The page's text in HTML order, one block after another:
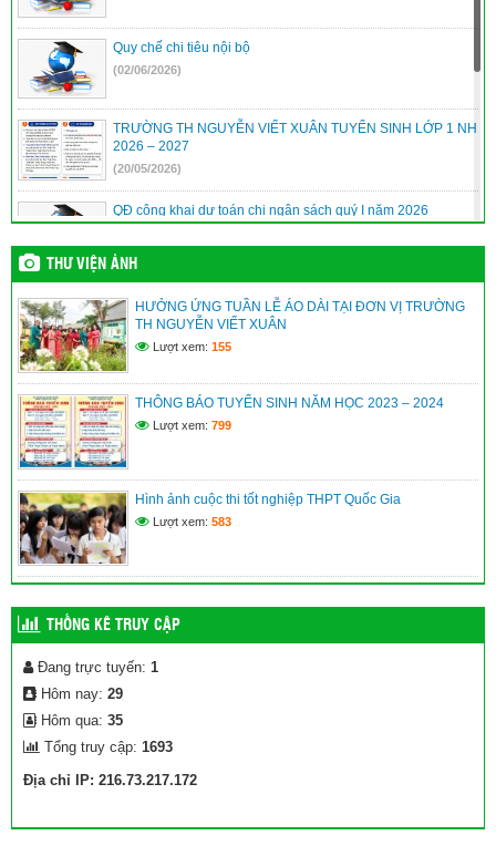
Quy chế chi tiêu nội bộ
(02/06/2026)
TRƯỜNG TH NGUYỄN VIẾT XUÂN TUYỂN SINH LỚP 1 NH
2026 – 2027
(20/05/2026)
QĐ công khai dự toán chi ngân sách quý I năm 2026
(10/04/2026)
Quyết định phê duyệt danh sách hưởng chế độ học kỳ II năm
học 2025-2026
(10/04/2026)
THƯ VIỆN ẢNH
HƯỞNG ỨNG TUẦN LỄ ÁO DÀI TẠI ĐƠN VỊ TRƯỜNG
TH NGUYỄN VIẾT XUÂN
Lượt xem: 155
THÔNG BÁO TUYỂN SINH NĂM HỌC 2023 – 2024
Lượt xem: 799
Hình ảnh cuộc thi tốt nghiệp THPT Quốc Gia
Lượt xem: 583
THỐNG KÊ TRUY CẬP
Đang trực tuyến: 1
Hôm nay: 29
Hôm qua: 35
Tổng truy cập: 1693
Địa chỉ IP: 216.73.217.172